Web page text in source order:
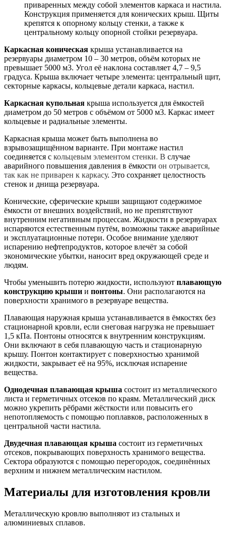
приваренных между собой элементов каркаса и настила.
Конструкция применяется для конических крыш. Щиты
крепятся к опорному кольцу стенки, а также к
центральному кольцу опорной стойки резервуара.
Каркасная коническая крыша устанавливается на
резервуары диаметром 10 – 30 метров, объём которых не
превышает 5000 м3. Угол её наклона составляет 4,7 – 9,5
градуса. Крыша включает четыре элемента: центральный щит,
секторные каркасы, кольцевые детали каркаса, настил.
Каркасная купольная крыша используется для ёмкостей
диаметром до 50 метров с объёмом от 5000 м3. Каркас имеет
кольцевые и радиальные элементы.
Каркасная крыша может быть выполнена во
взрывозащищённом варианте. При монтаже настил
соединяется с кольцевым элементом стенки. В случае
аварийного повышения давления в ёмкости он отрывается,
так как не приварен к каркасу. Это сохраняет целостность
стенок и днища резервуара.
Конические, сферические крыши защищают содержимое
ёмкости от внешних воздействий, но не препятствуют
внутренним негативным процессам. Жидкости в резервуарах
испаряются естественным путём, возможны также аварийные
и эксплуатационные потери. Особое внимание уделяют
испарению нефтепродуктов, которое влечёт за собой
экономические убытки, наносит вред окружающей среде и
людям.
Чтобы уменьшить потерю жидкости, используют плавающую
конструкцию крыши и понтоны. Они располагаются на
поверхности хранимого в резервуаре вещества.
Плавающая наружная крыша устанавливается в ёмкостях без
стационарной кровли, если снеговая нагрузка не превышает
1,5 кПа. Понтоны относятся к внутренним конструкциям.
Они включают в себя плавающую часть и стационарную
крышу. Понтон контактирует с поверхностью хранимой
жидкости, закрывает её на 95%, исключая испарение
вещества.
Однодечная плавающая крыша состоит из металлического
листа и герметичных отсеков по краям. Металлический диск
можно укрепить рёбрами жёсткости или повысить его
непотопляемость с помощью поплавков, расположенных в
центральной части настила.
Двудечная плавающая крыша состоит из герметичных
отсеков, покрывающих поверхность хранимого вещества.
Сектора образуются с помощью перегородок, соединённых
верхним и нижнем металлическим настилом.
Материалы для изготовления кровли
Металлическую кровлю выполняют из стальных и
алюминиевых сплавов.